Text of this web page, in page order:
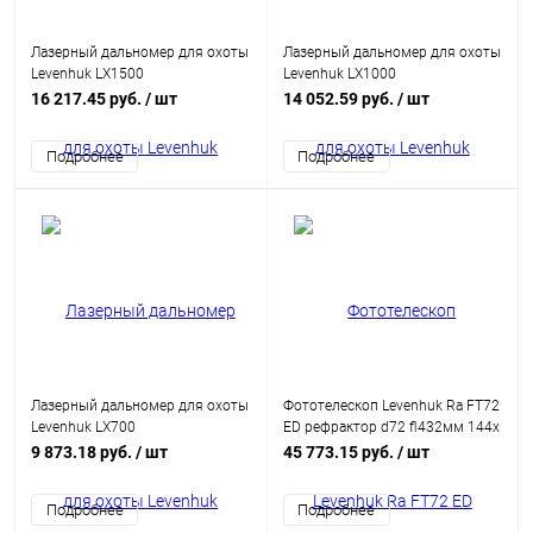
Лазерный дальномер для охоты
Levenhuk LX1500
16 217.45 руб. / шт
Подробнее
Лазерный дальномер для охоты
Levenhuk LX1000
14 052.59 руб. / шт
Подробнее
Лазерный дальномер для охоты
Levenhuk LX700
9 873.18 руб. / шт
Подробнее
Фототелескоп Levenhuk Ra FT72
ED рефрактор d72 fl432мм 144x
фиолетовый/черный
45 773.15 руб. / шт
Подробнее